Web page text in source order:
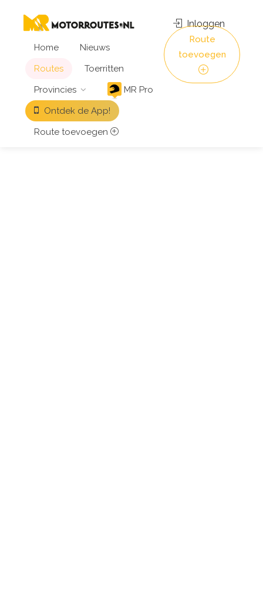
Home
Nieuws
Routes
Toerritten
Provincies
MR Pro
Ontdek de App!
Route toevoegen
Inloggen
Route
toevoegen